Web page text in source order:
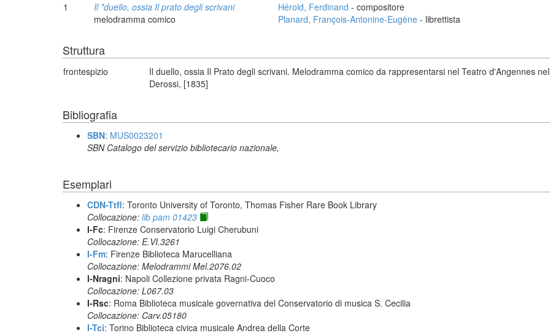
1
Il *duello, ossia Il prato degli scrivani
melodramma comico
Hérold, Ferdinand - compositore
Planard, François-Antonine-Eugène - librettista
Struttura
frontespizio
Il duello, ossia Il Prato degli scrivani. Melodramma comico da rappresentarsi nel Teatro d'Angennes
Derossi, [1835]
Bibliografia
SBN: MUS0023201
SBN Catalogo del servizio bibliotecario nazionale,
Esemplari
CDN-Ttfl: Toronto University of Toronto, Thomas Fisher Rare Book Library
Collocazione: lib pam 01423
I-Fc: Firenze Conservatorio Luigi Cherubuni
Collocazione: E.VI.3261
I-Fm: Firenze Biblioteca Marucelliana
Collocazione: Melodrammi Mel.2076.02
I-Nragni: Napoli Collezione privata Ragni-Cuoco
Collocazione: L067.03
I-Rsc: Roma Biblioteca musicale governativa del Conservatorio di musica S. Cecilia
Collocazione: Carv.05180
I-Tci: Torino Biblioteca civica musicale Andrea della Corte